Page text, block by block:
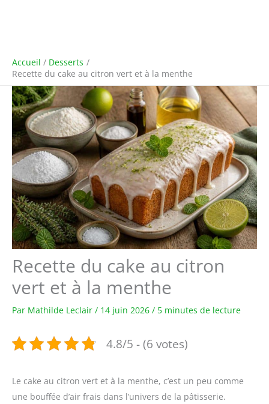
Accueil
Desserts
Recette du cake au citron vert et à la menthe
Recette du cake au citron
vert et à la menthe
Par Mathilde Leclair / 14 juin 2026 / 5 minutes de lecture
4.8/5 - (6 votes)
Le cake au citron vert et à la menthe, c’est un peu comme
une bouffée d’air frais dans l’univers de la pâtisserie.